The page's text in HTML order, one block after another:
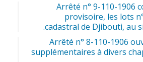
Arrêté n° 9-110-1906
provisoire, les lots
cadastral de Djibouti, au
Arrêté n° 8-110-1906
supplémentaires à divers